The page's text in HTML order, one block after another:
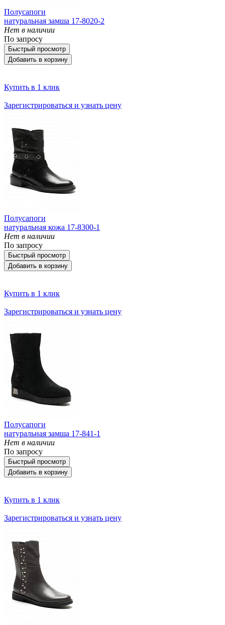
Полусапоги
натуральная замша 17-8020-2
Нет в наличии
По запросу
Быстрый просмотр
Добавить в корзину
Купить в 1 клик
Зарегистрироваться и узнать цену
Полусапоги
натуральная кожа 17-8300-1
Нет в наличии
По запросу
Быстрый просмотр
Добавить в корзину
Купить в 1 клик
Зарегистрироваться и узнать цену
Полусапоги
натуральная замша 17-841-1
Нет в наличии
По запросу
Быстрый просмотр
Добавить в корзину
Купить в 1 клик
Зарегистрироваться и узнать цену